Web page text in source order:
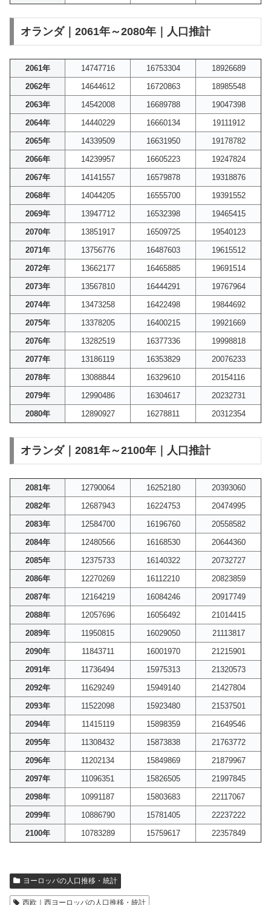
オランダ｜2061年～2080年｜人口推計
2061年 14747716 16753304
18926689
2062年
14644612 16720863
18985548
2063年
14542008 16689788
19047398
2064年
14440229 16660134
19111912
2065年
14339509 16631950
19178782
2066年
14239957 16605223
19247824
2067年
14141557 16579878
19318876
2068年
14044205 16555700
19391552
2069年
13947712 16532398
19465415
2070年
13851917 16509725
19540123
2071年
13756776 16487603
19615512
2072年
13662177 16465885
19691514
2073年
13567810 16444291
19767964
2074年
13473258 16422498
19844692
2075年
13378205 16400215
19921669
2076年
13282519 16377336
19998818
2077年
13186119 16353829
20076233
2078年
13088844 16329610
20154116
2079年
12990486 16304617
20232731
2080年
12890927 16278811 20312354
オランダ｜2081年～2100年｜人口推計
2081年 12790064 16252180
20393060
2082年
12687943 16224753
20474995
2083年
12584700 16196760
20558582
2084年
12480566 16168530
20644360
2085年
12375733 16140322
20732727
2086年
12270269 16112210
20823859
2087年
12164219 16084246
20917749
2088年
12057696 16056492
21014415
2089年
11950815 16029050
21113817
2090年
11843711 16001970
21215901
2091年
11736494 15975313
21320573
2092年
11629249 15949140
21427804
2093年
11522098 15923480
21537501
2094年
11415119 15898359
21649546
2095年
11308432 15873838
21763772
2096年
11202134 15849869
21879967
2097年
11096351 15826505
21997845
2098年
10991187 15803683
22117067
2099年
10886790 15781405
22237222
2100年
10783289 15759617 22357849
ヨーロッパの人口推移・統計
西欧｜西ヨーロッパの人口推移・統計